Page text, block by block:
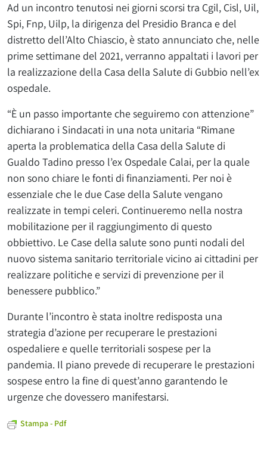
Ad un incontro tenutosi nei giorni scorsi tra Cgil, Cisl, Uil,
Spi, Fnp, Uilp, la dirigenza del Presidio Branca e del
distretto dell’Alto Chiascio, è stato annunciato che, nelle
prime settimane del 2021, verranno appaltati i lavori per
la realizzazione della Casa della Salute di Gubbio nell’ex
ospedale.
“È un passo importante che seguiremo con attenzione”
dichiarano i Sindacati in una nota unitaria “Rimane
aperta la problematica della Casa della Salute di
Gualdo Tadino presso l’ex Ospedale Calai, per la quale
non sono chiare le fonti di finanziamenti. Per noi è
essenziale che le due Case della Salute vengano
realizzate in tempi celeri. Continueremo nella nostra
mobilitazione per il raggiungimento di questo
obbiettivo. Le Case della salute sono punti nodali del
nuovo sistema sanitario territoriale vicino ai cittadini per
realizzare politiche e servizi di prevenzione per il
benessere pubblico.”
Durante l’incontro è stata inoltre redisposta una
strategia d’azione per recuperare le prestazioni
ospedaliere e quelle territoriali sospese per la
pandemia. Il piano prevede di recuperare le prestazioni
sospese entro la fine di quest’anno garantendo le
urgenze che dovessero manifestarsi.
Stampa - Pdf